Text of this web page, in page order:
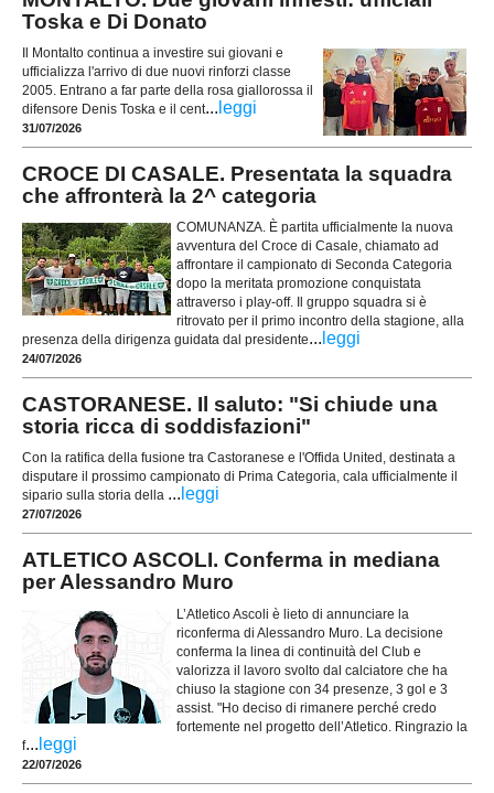
Toska e Di Donato
Il Montalto continua a investire sui giovani e
ufficializza l'arrivo di due nuovi rinforzi classe
2005. Entrano a far parte della rosa giallorossa il
difensore Denis Toska e il cent... leggi
31/07/2026
CROCE DI CASALE. Presentata la squadra
che affronterà la 2^ categoria
COMUNANZA. È partita ufficialmente la nuova
avventura del Croce di Casale, chiamato ad
affrontare il campionato di Seconda Categoria
dopo la meritata promozione conquistata
attraverso i play-off. Il gruppo squadra si è
ritrovato per il primo incontro della stagione, alla
presenza della dirigenza guidata dal presidente... leggi
24/07/2026
CASTORANESE. Il saluto: "Si chiude una
storia ricca di soddisfazioni"
Con la ratifica della fusione tra Castoranese e l'Offida United, destinata a
disputare il prossimo campionato di Prima Categoria, cala ufficialmente il
sipario sulla storia della ... leggi
27/07/2026
ATLETICO ASCOLI. Conferma in mediana
per Alessandro Muro
L’Atletico Ascoli è lieto di annunciare la
riconferma di Alessandro Muro. La decisione
conferma la linea di continuità del Club e
valorizza il lavoro svolto dal calciatore che ha
chiuso la stagione con 34 presenze, 3 gol e 3
assist. "Ho deciso di rimanere perché credo
fortemente nel progetto dell’Atletico. Ringrazio la
f... leggi
22/07/2026